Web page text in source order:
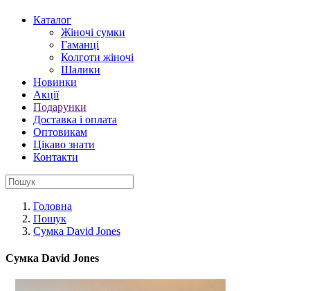
Каталог
Жіночі сумки
Гаманці
Колготи жіночі
Шалики
Новинки
Акції
Подарунки
Доставка і оплата
Оптовикам
Цікаво знати
Контакти
Головна
Пошук
Сумка David Jones
Сумка David Jones